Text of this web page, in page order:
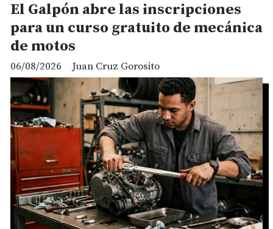
El Galpón abre las inscripciones
para un curso gratuito de mecánica
de motos
Juan Cruz Gorosito
06/08/2026